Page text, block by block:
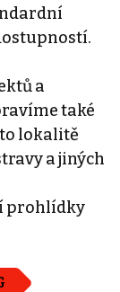
a
také
lokalitě
a jiných
prohlídky